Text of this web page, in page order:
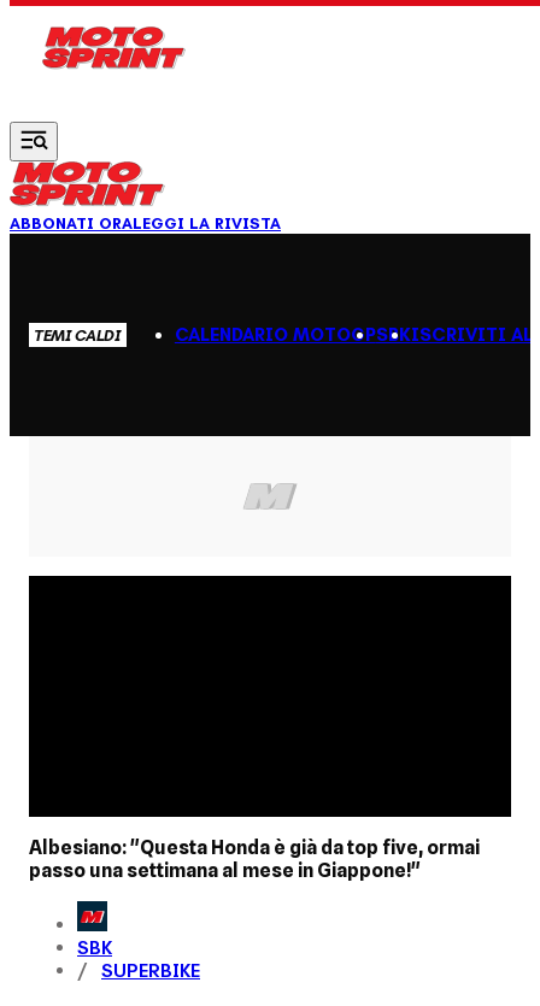
ABBONATI ORALEGGI LA RIVISTA
TEMI CALDI CALENDARIO MOTOGPSBKISCRIVITI AL
Albesiano: "Questa Honda è già da top five, ormai
passo una settimana al mese in Giappone!"
SBK
SUPERBIKE